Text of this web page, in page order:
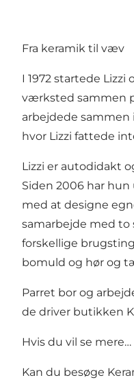
Fra keramik til væv
I 1972 startede Lizzi
værksted sammen
arbejdede
hvor Lizzi fattede
Lizzi er autodidakt
Siden 2006 har
med at designe
samarbejde med to
forskellige
bomuld og hør og
Parret bor og
de driver butikken
Hvis du vil se mere…
Kan du besøge